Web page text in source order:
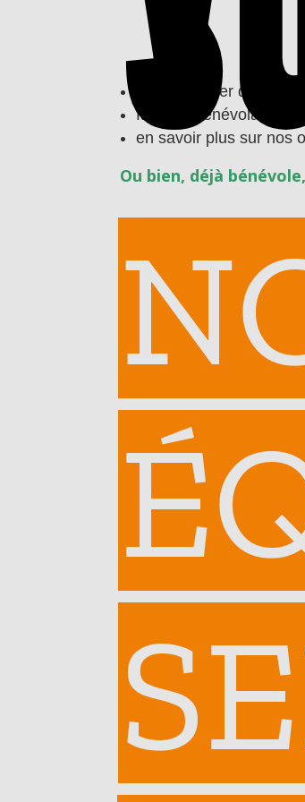
vous informer des
faire du bénévolat,
en savoir plus sur nos
Ou bien, déjà